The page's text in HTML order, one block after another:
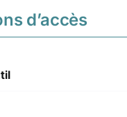
d’accès